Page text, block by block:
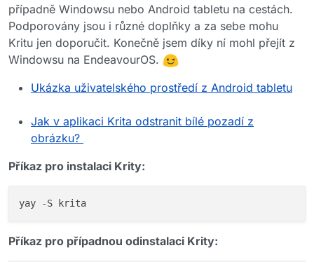
případně Windowsu nebo Android tabletu na cestách.
Podporovány jsou i různé doplňky a za sebe mohu
Kritu jen doporučit. Konečně jsem díky ní mohl přejít z
Windowsu na EndeavourOS.
Ukázka uživatelského prostředí z Android tabletu
Jak v aplikaci Krita odstranit bílé pozadí z
obrázku?
Příkaz pro instalaci Krity:
Příkaz pro případnou odinstalaci Krity: